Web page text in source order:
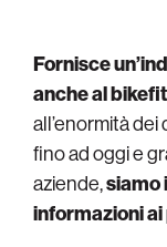
Fornisce
anche al
all’enormità
fino ad oggi e
aziende,siamo
informazioni